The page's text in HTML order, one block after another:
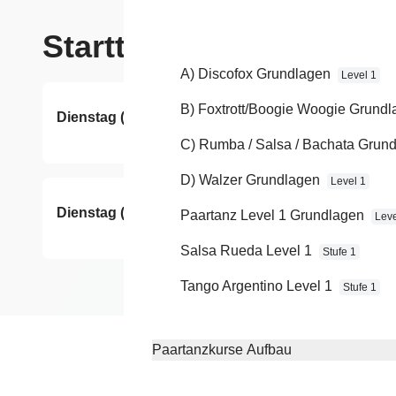
A) Discofox Grundlagen Level 1
B) Foxtrott/Boogie Woogie
C) Rumba / Salsa / Bachata
D) Walzer Grundlagen Level 1
Paartanz Level 1 Grundlagen
Salsa Rueda Level 1 Stufe 1
Tango Argentino Level 1 Stufe 1
Paartanzkurse Aufbau
Starttermine
Dienstag (Sommerferien)
Dienstag (Sommerferien)